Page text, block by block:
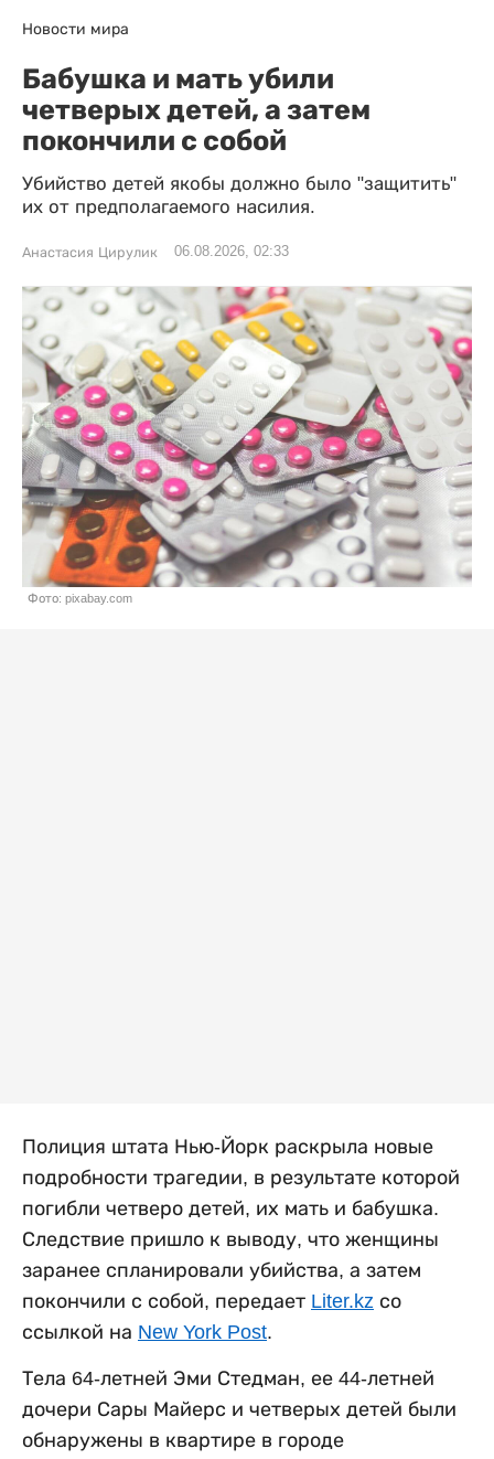
Новости мира
Бабушка и мать убили
четверых детей, а затем
покончили с собой
Убийство детей якобы должно было "защитить"
их от предполагаемого насилия.
Анастасия Цирулик 06.08.2026, 02:33
Фото: pixabay.com
Полиция штата Нью-Йорк раскрыла новые
подробности трагедии, в результате которой
погибли четверо детей, их мать и бабушка.
Следствие пришло к выводу, что женщины
заранее спланировали убийства, а затем
покончили с собой, передает Liter.kz со
ссылкой на New York Post.
Тела 64-летней Эми Стедман, ее 44-летней
дочери Сары Майерс и четверых детей были
обнаружены в квартире в городе